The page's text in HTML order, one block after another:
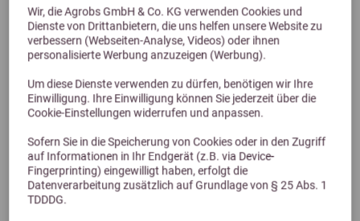
Wir, die Agrobs GmbH & Co. KG verwenden Cookies und
Dienste von Drittanbietern, die uns helfen unsere Website zu
verbessern (Webseiten-Analyse, Videos) oder ihnen
personalisierte Werbung anzuzeigen (Werbung).
Um diese Dienste verwenden zu dürfen, benötigen wir Ihre
Einwilligung. Ihre Einwilligung können Sie jederzeit über die
Cookie-Einstellungen widerrufen und anpassen.
Sofern Sie in die Speicherung von Cookies oder in den Zugriff
auf Informationen in Ihr Endgerät (z.B. via Device-
Fingerprinting) eingewilligt haben, erfolgt die
Datenverarbeitung zusätzlich auf Grundlage von § 25 Abs. 1
TDDDG.
22,90 €
Previous Next